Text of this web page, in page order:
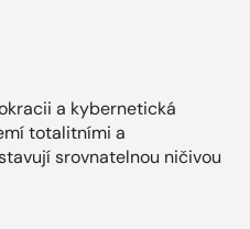
a kybernetická
totalitními a
srovnatelnou ničivou